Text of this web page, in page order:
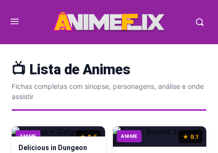
📺 Lista de Animes
Fichas completas com sinopse, personagens, análise e onde
assistir
★ 8.5
ANIME
Delicious in Dungeon
★ 9.1
ANIME